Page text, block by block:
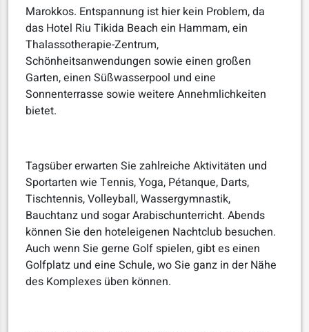
Marokkos. Entspannung ist hier kein Problem, da
das Hotel Riu Tikida Beach ein Hammam, ein
Thalassotherapie-Zentrum,
Schönheitsanwendungen sowie einen großen
Garten, einen Süßwasserpool und eine
Sonnenterrasse sowie weitere Annehmlichkeiten
bietet.
Tagsüber erwarten Sie zahlreiche Aktivitäten und
Sportarten wie Tennis, Yoga, Pétanque, Darts,
Tischtennis, Volleyball, Wassergymnastik,
Bauchtanz und sogar Arabischunterricht. Abends
können Sie den hoteleigenen Nachtclub besuchen.
Auch wenn Sie gerne Golf spielen, gibt es einen
Golfplatz und eine Schule, wo Sie ganz in der Nähe
des Komplexes üben können.